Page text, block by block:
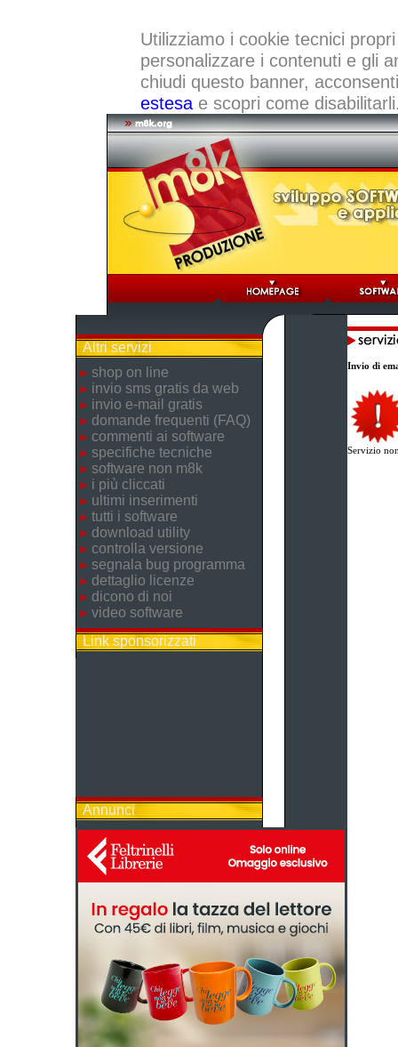
Utilizziamo i cookie tecnici
personalizzare i contenuti e gli
chiudi questo banner,
estesae scopri come
Altri servizi
shop on line
invio sms gratis da web
invio e-mail gratis
domande frequenti (FAQ)
commenti ai software
specifiche tecniche
software non m8k
i più cliccati
ultimi inserimenti
tutti i software
download utility
controlla versione
segnala bug programma
dettaglio licenze
dicono di noi
video software
Link sponsorizzati
Annunci
Invio di
Servizio